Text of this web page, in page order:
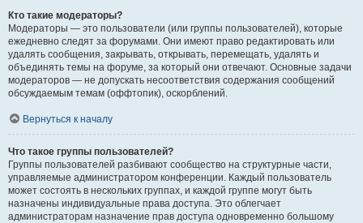
Кто такие модераторы?
Модераторы — это пользователи (или группы пользователей), которые
ежедневно следят за форумами. Они имеют право редактировать или
удалять сообщения, закрывать, открывать, перемещать, удалять и
объединять темы на форуме, за который они отвечают. Основные задачи
модераторов — не допускать несоответствия содержания сообщений
обсуждаемым темам (оффтопик), оскорблений.
Вернуться к началу
Что такое группы пользователей?
Группы пользователей разбивают сообщество на структурные части,
управляемые администратором конференции. Каждый пользователь
может состоять в нескольких группах, и каждой группе могут быть
назначены индивидуальные права доступа. Это облегчает
администраторам назначение прав доступа одновременно большому